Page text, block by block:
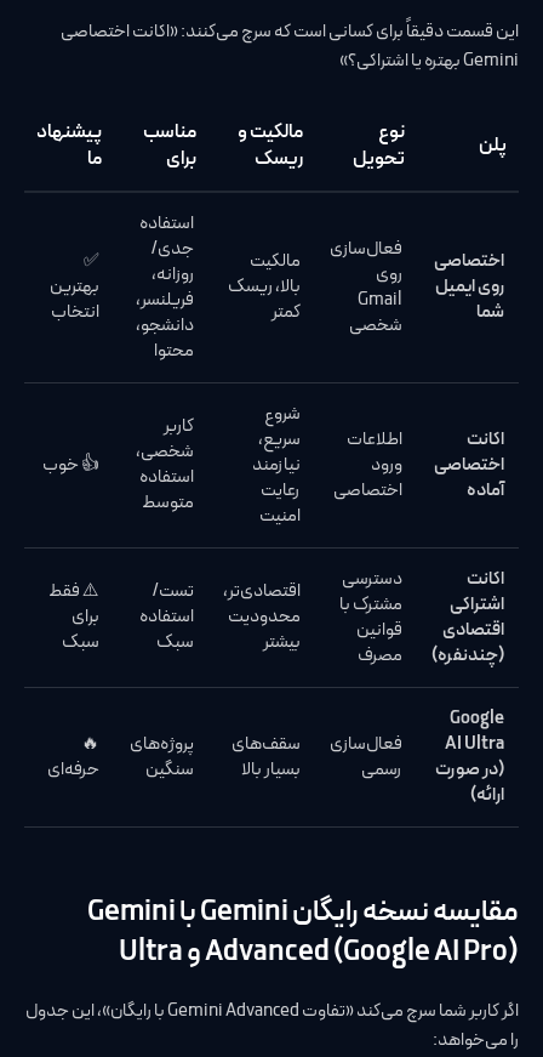
این قسمت دقیقاً برای کسانی است که سرچ می‌کنند: «اکانت اختصاصی
Gemini بهتره یا اشتراکی؟»
پلن
نوع
تحویل
مالکیت و
ریسک
مناسب
برای
پیشنهاد
ما
اختصاصی
روی ایمیل
شما
فعال‌سازی
روی
Gmail
شخصی
مالکیت
بالا، ریسک
کمتر
استفاده
جدی/
روزانه،
فریلنسر،
دانشجو،
محتوا
✅
بهترین
انتخاب
اکانت
اختصاصی
آماده
اطلاعات
ورود
اختصاصی
شروع
سریع،
نیازمند
رعایت
امنیت
کاربر
شخصی،
استفاده
متوسط
👍 خوب
اکانت
اشتراکی
اقتصادی
(چندنفره)
دسترسی
مشترک با
قوانین
مصرف
اقتصادی‌تر،
محدودیت
بیشتر
تست/
استفاده
سبک
⚠️ فقط
برای
سبک
Google
AI Ultra
(در صورت
ارائه)
فعال‌سازی
رسمی
سقف‌های
بسیار بالا
پروژه‌های
سنگین
🔥
حرفه‌ای
مقایسه نسخه رایگان Gemini با Gemini
Advanced (Google AI Pro) و Ultra
اگر کاربر شما سرچ می‌کند «تفاوت Gemini Advanced با رایگان»، این جدول
را می‌خواهد: